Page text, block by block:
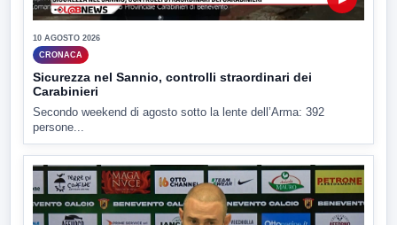
10 AGOSTO 2026
CRONACA
Sicurezza nel Sannio, controlli straordinari dei
Carabinieri
Secondo weekend di agosto sotto la lente dell’Arma: 392
persone...